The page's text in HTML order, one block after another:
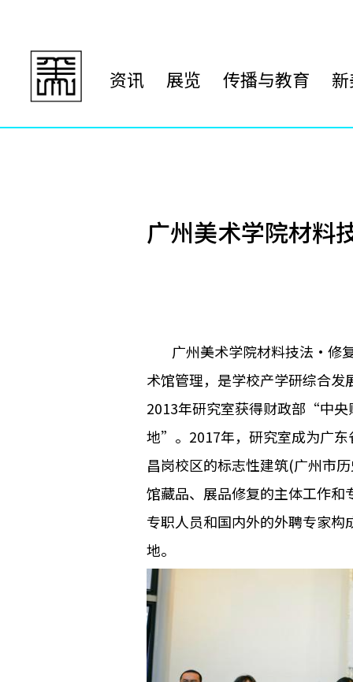
资讯 展览 传播与教育
广州美术学院材料
广州美术学院材料技法•修
术馆管理，是学校产学研综合
2013年研究室获得财政部“中
地”。2017年，研究室成为广东
昌岗校区的标志性建筑(广州市
馆藏品、展品修复的主体工作
专职人员和国内外的外聘专家
地。